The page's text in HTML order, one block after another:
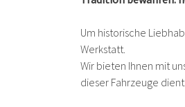
Um historische
Werkstatt.
Wir bieten Ihnen mit
dieser Fahrzeuge dient.